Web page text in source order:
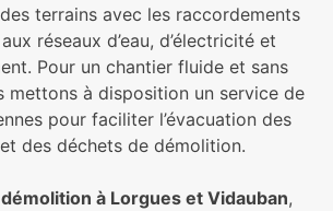
terrains avec les raccordements
réseaux d’eau, d’électricité et
Pour un chantier fluide et sans
mettons à disposition un service de
pour faciliter l’évacuation des
des déchets de démolition.
démolition à Lorgues et Vidauban,